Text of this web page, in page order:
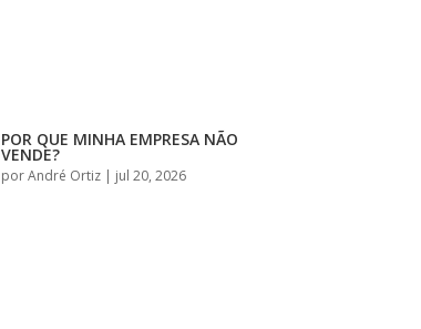
POR QUE MINHA EMPRESA NÃO
VENDE?
porAndré Ortiz| jul 20, 2026